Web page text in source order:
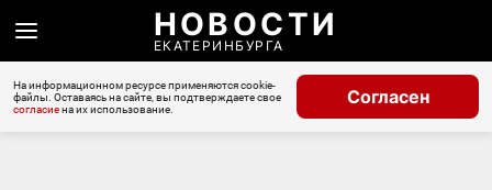
НОВОСТИ
ЕКАТЕРИНБУРГА
На информационном ресурсе применяются cookie-
файлы. Оставаясь на сайте, вы подтверждаете свое
согласиена их использование.
Согласен